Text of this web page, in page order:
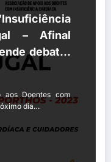
– Afinal
debater
PORTHOS
aumento
desta
aos Doentes com
dia…